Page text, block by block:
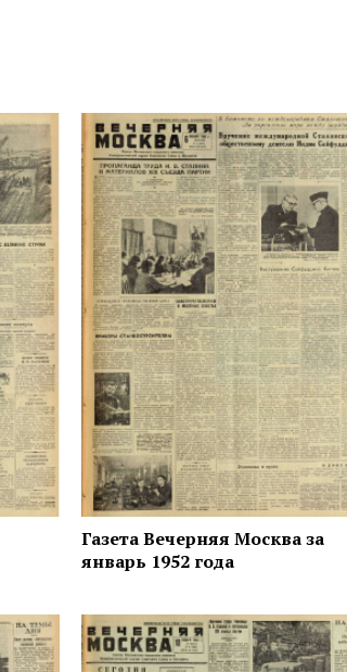
Газета Вечерняя Москва за
январь 1952 года